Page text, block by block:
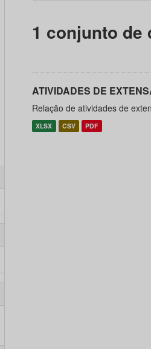
1 conjunto de
ATIVIDADES DE
Relação de atividades de
XLSX CSV PDF